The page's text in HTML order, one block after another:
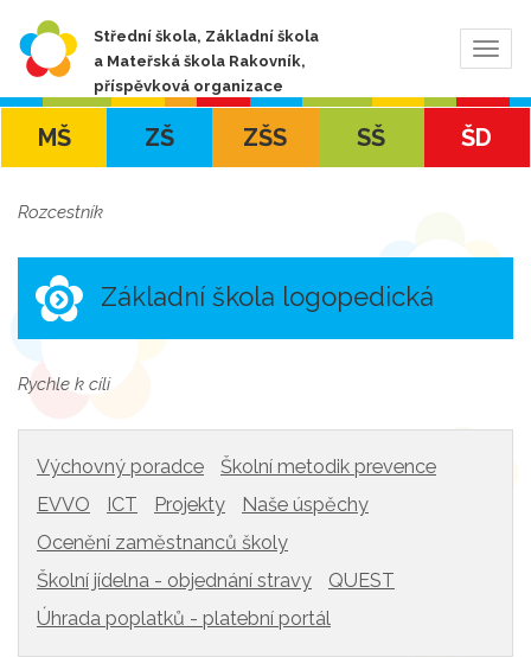
Střední škola, Základní škola
a Mateřská škola Rakovník,
příspěvková organizace
MŠ ZŠ ZŠS SŠ ŠD
Rozcestník
Základní škola logopedická
Rychle k cíli
Výchovný poradce
Školní metodik prevence
EVVO
ICT Projekty
Naše úspěchy
Ocenění zaměstnanců školy
Školní jídelna - objednání stravy
QUEST
Úhrada poplatků - platební portál